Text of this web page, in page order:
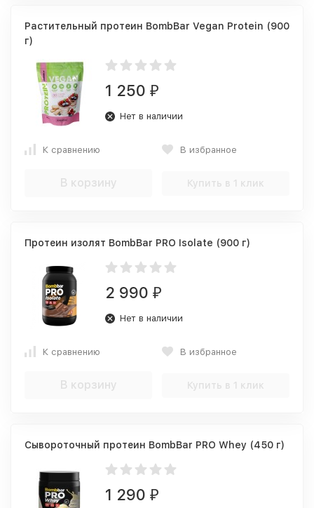
Растительный протеин BombBar Vegan Protein (900
г)
1 250 ₽
Нет в наличии
К сравнению В избранное
В корзину Купить в 1 клик
Протеин изолят BombBar PRO Isolate (900 г)
2 990 ₽
Нет в наличии
К сравнению В избранное
В корзину Купить в 1 клик
Сывороточный протеин BombBar PRO Whey (450 г)
1 290 ₽